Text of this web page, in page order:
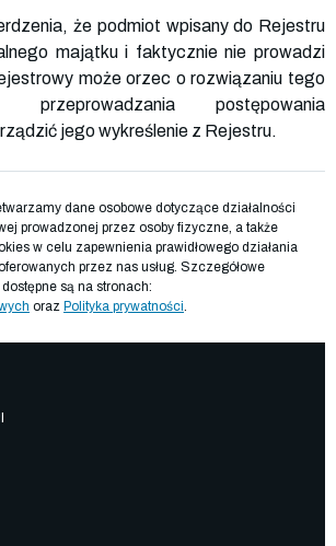
że podmiot wpisany do Rejestru
majątku i faktycznie nie prowadzi
może orzec o rozwiązaniu tego
postępowania
jego wykreślenie z Rejestru.
dane osobowe dotyczące działalności
prowadzonej przez osoby fizyczne, a także
w celu zapewnienia prawidłowego działania
przez nas usług. Szczegółowe
są na stronach:
oraz Polityka prywatności